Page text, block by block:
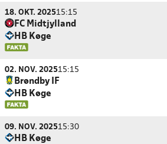
18. OKT. 202515:15
FC Midtjylland
HB Køge
02. NOV. 202515:15
Brøndby IF
HB Køge
09. NOV. 202515:30
HB Køge